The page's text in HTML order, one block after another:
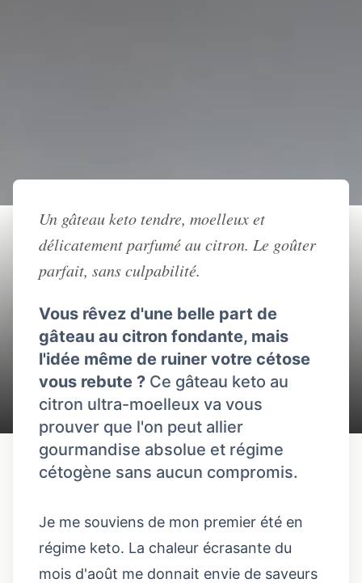
Retour à l'accueil
RECETTE
RECETTE
Gâteau Keto au Citron
(Moelleux et sans sucre)
Jean-Baptiste 40 min
Un gâteau keto tendre, moelleux et
délicatement parfumé au citron. Le goûter
parfait, sans culpabilité.
Vous rêvez d'une belle part de
gâteau au citron fondante, mais
l'idée même de ruiner votre cétose
vous rebute ? Ce gâteau keto au
citron ultra-moelleux va vous
prouver que l'on peut allier
gourmandise absolue et régime
cétogène sans aucun compromis.
Je me souviens de mon premier été en
régime keto. La chaleur écrasante du
mois d'août me donnait envie de saveurs